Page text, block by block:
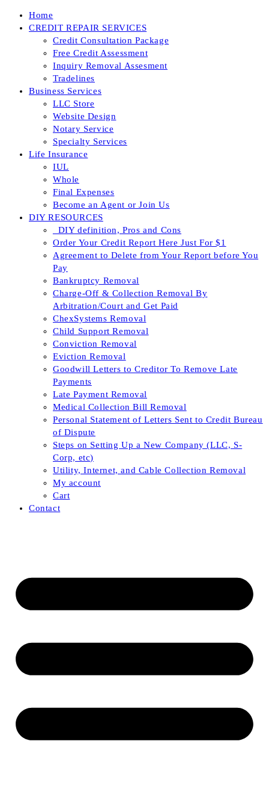
Skip
Home
CREDIT REPAIR SERVICES
Credit Consultation Package
Free Credit Assessment
Inquiry Removal Assesment
Tradelines
Business Services
LLC Store
Website Design
Notary Service
Specialty Services
Life Insurance
IUL
Whole
Final Expenses
Become an Agent or Join Us
DIY RESOURCES
_DIY definition, Pros and Cons
Order Your Credit Report Here Just For $1
Agreement to Delete from Your Report before You
Pay
Bankruptcy Removal
Charge-Off & Collection Removal By
Arbitration/Court and Get Paid
ChexSystems Removal
Child Support Removal
Conviction Removal
Eviction Removal
Goodwill Letters to Creditor To Remove Late
Payments
Late Payment Removal
Medical Collection Bill Removal
Personal Statement of Letters Sent to Credit Bureau
of Dispute
Steps on Setting Up a New Company (LLC, S-
Corp, etc)
Utility, Internet, and Cable Collection Removal
My account
Cart
Contact